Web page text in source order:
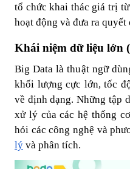
tổ chức khai thác giá trị
hoạt động và đưa ra
Khái niệm dữ liệu lớn
Big Data là thuật ngữ
khối lượng cực lớn, tốc
về định dạng. Những tập
xử lý của các hệ thống
hỏi các công nghệ và
lý và phân tích.